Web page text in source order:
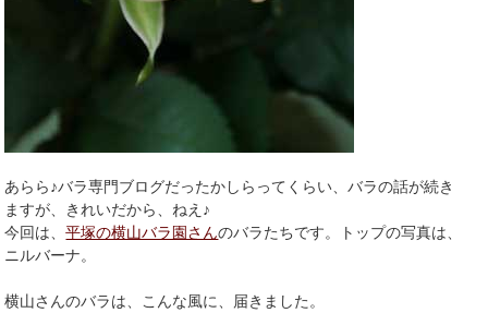
あらら♪バラ専門ブログだったかしらってくらい、バラの話が続き
ますが、きれいだから、ねえ♪
今回は、平塚の横山バラ園さんのバラたちです。トップの写真は、
ニルバーナ。
横山さんのバラは、こんな風に、届きました。